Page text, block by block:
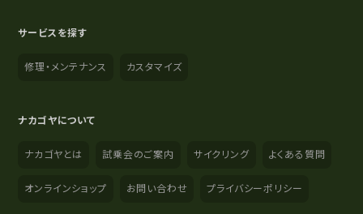
サービスを探す
修理・メンテナンス カスタマイズ
ナカゴヤについて
ナカゴヤとは 試乗会のご案内 サイクリング よくある質問
オンラインショップ お問い合わせ プライバシーポリシー